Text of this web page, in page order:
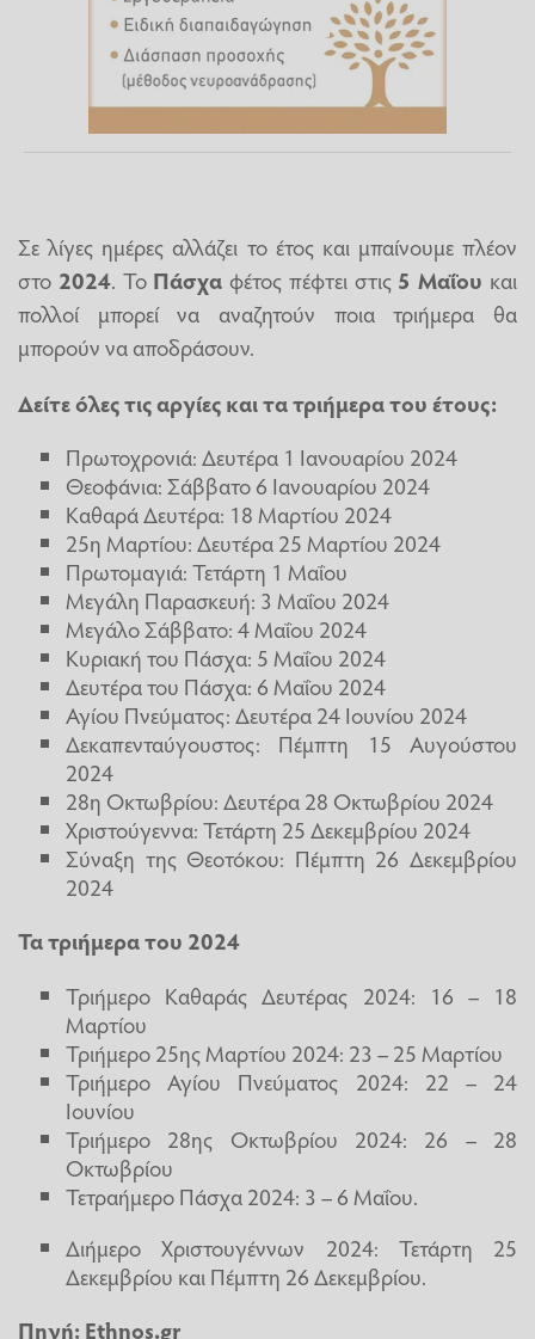
Σε λίγες ημέρες αλλάζει το έτος και μπαίνουμε πλέον
στο 2024. Το Πάσχα φέτος πέφτει στις 5 Μαΐου και
πολλοί μπορεί να αναζητούν ποια τριήμερα θα
μπορούν να αποδράσουν.
Δείτε όλες τις αργίες και τα τριήμερα του έτους:
Πρωτοχρονιά: Δευτέρα 1 Ιανουαρίου 2024
Θεοφάνια: Σάββατο 6 Ιανουαρίου 2024
Καθαρά Δευτέρα: 18 Μαρτίου 2024
25η Μαρτίου: Δευτέρα 25 Μαρτίου 2024
Πρωτομαγιά: Τετάρτη 1 Μαΐου
Μεγάλη Παρασκευή: 3 Μαΐου 2024
Μεγάλο Σάββατο: 4 Μαΐου 2024
Κυριακή του Πάσχα: 5 Μαΐου 2024
Δευτέρα του Πάσχα: 6 Μαΐου 2024
Αγίου Πνεύματος: Δευτέρα 24 Ιουνίου 2024
Δεκαπενταύγουστος: Πέμπτη 15 Αυγούστου
2024
28η Οκτωβρίου: Δευτέρα 28 Οκτωβρίου 2024
Χριστούγεννα: Τετάρτη 25 Δεκεμβρίου 2024
Σύναξη της Θεοτόκου: Πέμπτη 26 Δεκεμβρίου
2024
Τα τριήμερα του 2024
Τριήμερο Καθαράς Δευτέρας 2024: 16 – 18
Μαρτίου
Τριήμερο 25ης Μαρτίου 2024: 23 – 25 Μαρτίου
Τριήμερο Αγίου Πνεύματος 2024: 22 – 24
Ιουνίου
Τριήμερο 28ης Οκτωβρίου 2024: 26 – 28
Οκτωβρίου
Τετραήμερο Πάσχα 2024: 3 – 6 Μαΐου.
Διήμερο Χριστουγέννων 2024: Τετάρτη 25
Δεκεμβρίου και Πέμπτη 26 Δεκεμβρίου.
Πηγή: Ethnos.gr